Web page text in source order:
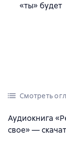
«ты» будет
Смотреть
Аудиокнига
свое» —